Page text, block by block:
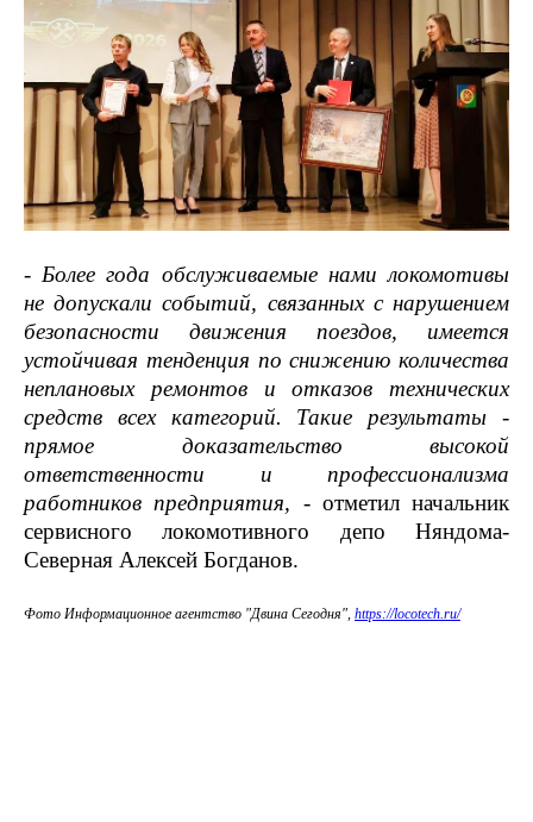
- Более года обслуживаемые нами локомотивы
не допускали событий, связанных с нарушением
безопасности движения поездов, имеется
устойчивая тенденция по снижению количества
неплановых ремонтов и отказов технических
средств всех категорий. Такие результаты -
прямое доказательство высокой
ответственности и профессионализма
работников предприятия, - отметил начальник
сервисного локомотивного депо Няндома-
Северная Алексей Богданов.
Фото Информационное агентство "Двина Сегодня", https://locotech.ru/